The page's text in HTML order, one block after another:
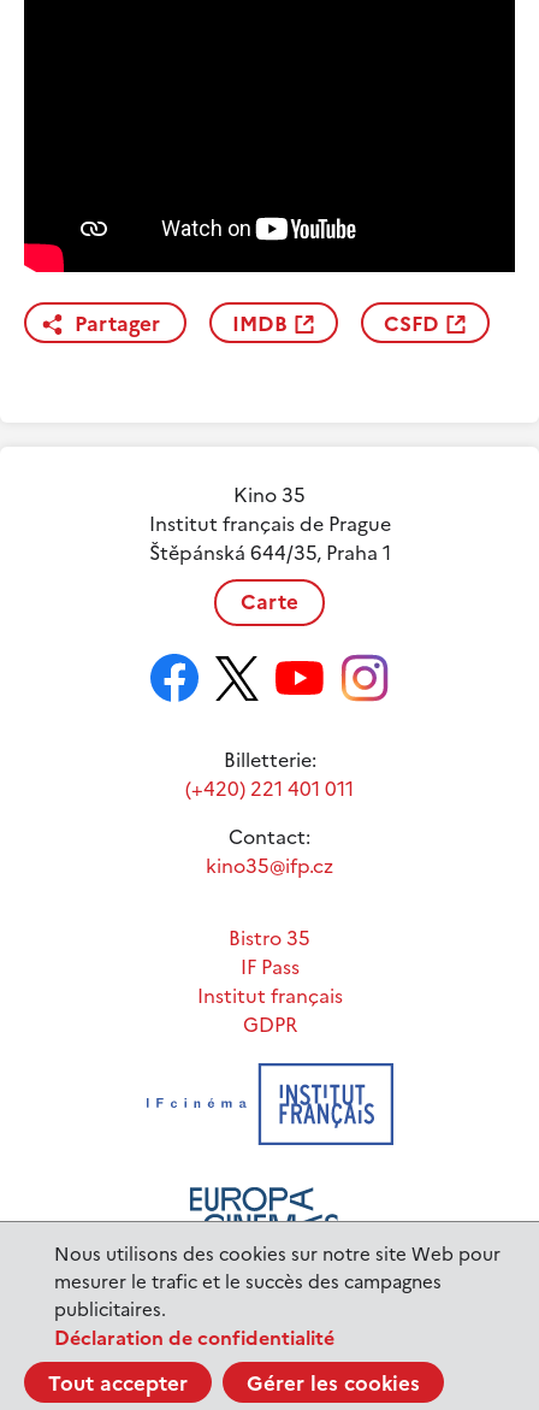
Nous utilisons des cookies sur notre site Web pour
mesurer le trafic et le succès des campagnes
publicitaires.
Déclaration de confidentialité
Tout accepter Gérer les cookies
Partager IMDB CSFD
Kino 35
Institut français de Prague
Štěpánská 644/35, Praha 1
Carte
Billetterie:
(+420) 221 401 011
Contact:
kino35@ifp.cz
Bistro 35
IF Pass
Institut français
GDPR
© 2023 Institut français de Prague |
code:BurnITdesign:Tajpej Design